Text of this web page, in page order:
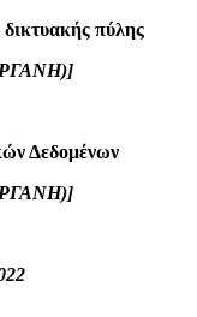
πύλης
Δεδομένων